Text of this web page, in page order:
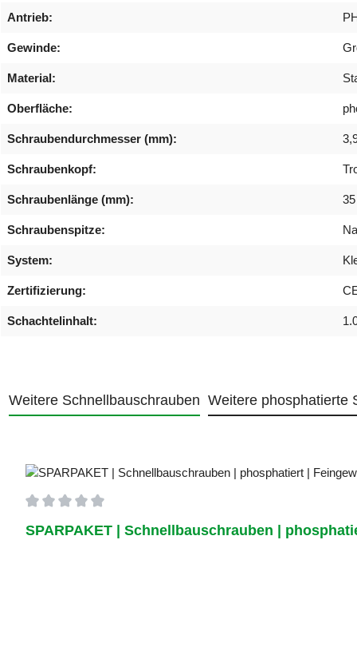
Antrieb:
Gewinde:
Material:
Oberfläche:
Schraubendurchmesser (mm):
Schraubenkopf:
Schraubenlänge (mm): 35
Schraubenspitze:
System:
Zertifizierung:
Schachtelinhalt:
Weitere Schnellbauschrauben Weitere phosphatierte
SPARPAKET | Schnellbauschrauben |